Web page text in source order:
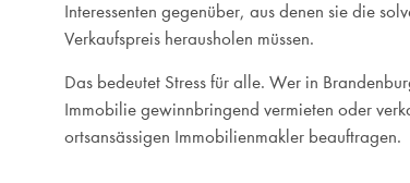
Interessenten gegenüber, aus denen sie die
Verkaufspreis herausholen müssen.
Das bedeutet Stress für alle. Wer in
Immobilie gewinnbringend vermieten oder
ortsansässigen Immobilienmakler beauftragen.